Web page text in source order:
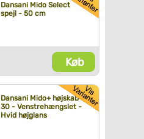
Dansani Mido Select
spejl - 50 cm
Køb
Dansani Mido+ højskab
30 - Venstrehængslet -
Hvid højglans